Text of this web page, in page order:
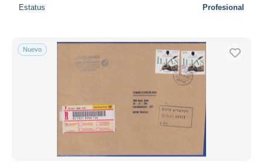
Estatus Profesional
Nuevo